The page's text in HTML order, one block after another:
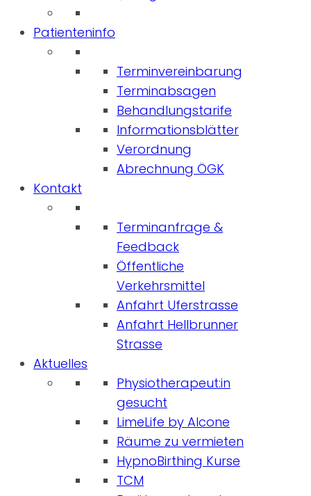
Patienteninfo
Terminvereinbarung
Terminabsagen
Behandlungstarife
Informationsblätter
Verordnung
Abrechnung ÖGK
Kontakt
Terminanfrage &
Feedback
Öffentliche
Verkehrsmittel
Anfahrt Uferstrasse
Anfahrt Hellbrunner
Strasse
Aktuelles
Physiotherapeut:in
gesucht
LimeLife by Alcone
Räume zu vermieten
HypnoBirthing Kurse
TCM